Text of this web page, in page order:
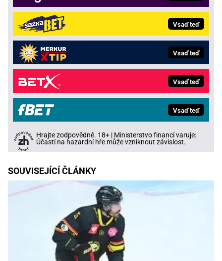
Vsaď teď
Vsaď teď
Vsaď teď
Vsaď teď
Hrajte zodpovědně. 18+ | Ministerstvo financí varuje:
Účastí na hazardní hře může vzniknout závislost.
SOUVISEJÍCÍ ČLÁNKY